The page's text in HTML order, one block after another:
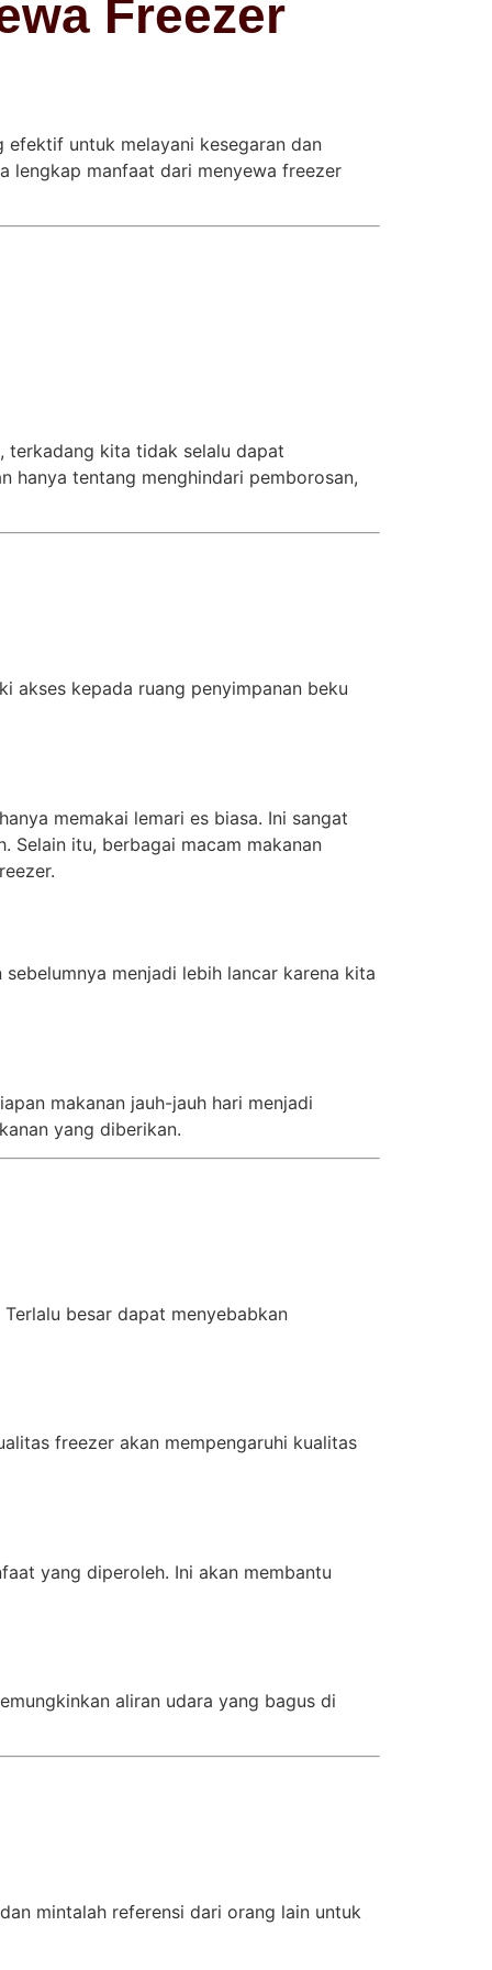
Freezer
efektif untuk melayani kesegaran dan
lengkap manfaat dari menyewa freezer
terkadang kita tidak selalu dapat
hanya tentang menghindari pemborosan,
akses kepada ruang penyimpanan beku
memakai lemari es biasa. Ini sangat
Selain itu, berbagai macam makanan
menjadi lebih lancar karena kita
makanan jauh-jauh hari menjadi
yang diberikan.
besar dapat menyebabkan
freezer akan mempengaruhi kualitas
yang diperoleh. Ini akan membantu
aliran udara yang bagus di
mintalah referensi dari orang lain untuk